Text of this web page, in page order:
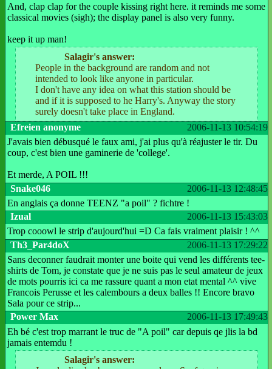
And, clap clap for the couple kissing right here. it reminds me some
classical movies (sigh); the display panel is also very funny.
keep it up man!
Salagir's answer:
People in the background are random and not
intended to look like anyone in particular.
I don't have any idea on what this station should be
and if it is supposed to he Harry's. Anyway the story
surely doesn't take place in England.
2006-11-13 10:54:19
Efreien anonyme
J'avais bien débusqué le faux ami, j'ai plus qu'à réajuster le tir. Du
coup, c'est bien une gaminerie de 'college'.
Et merde, A POIL !!!
2006-11-13 12:48:45
Snake046
En anglais ça donne TEENZ "a poil" ? fichtre !
2006-11-13 15:43:03
Izual
Trop cooowl le strip d'aujourd'hui =D Ca fais vraiment plaisir ! ^^
2006-11-13 17:29:22
Th3_Par4doX
Sans deconner faudrait monter une boite qui vend les différents tee-
shirts de Tom, je constate que je ne suis pas le seul amateur de jeux
de mots pourris ici ca me rassure quant a mon etat mental ^^ vive
Francois Perusse et les calembours a deux balles !! Encore bravo
Sala pour ce strip...
2006-11-13 17:49:43
Power Max
Eh bé c'est trop marrant le truc de "A poil" car depuis qe jlis la bd
jamais entemdu !
Salagir's answer: